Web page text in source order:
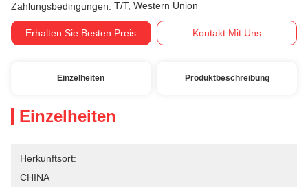
Zahlungsbedingungen: T/T, Western Union
Erhalten Sie Besten Preis Kontakt Mit Uns
Einzelheiten Produktbeschreibung
Einzelheiten
Herkunftsort:
CHINA